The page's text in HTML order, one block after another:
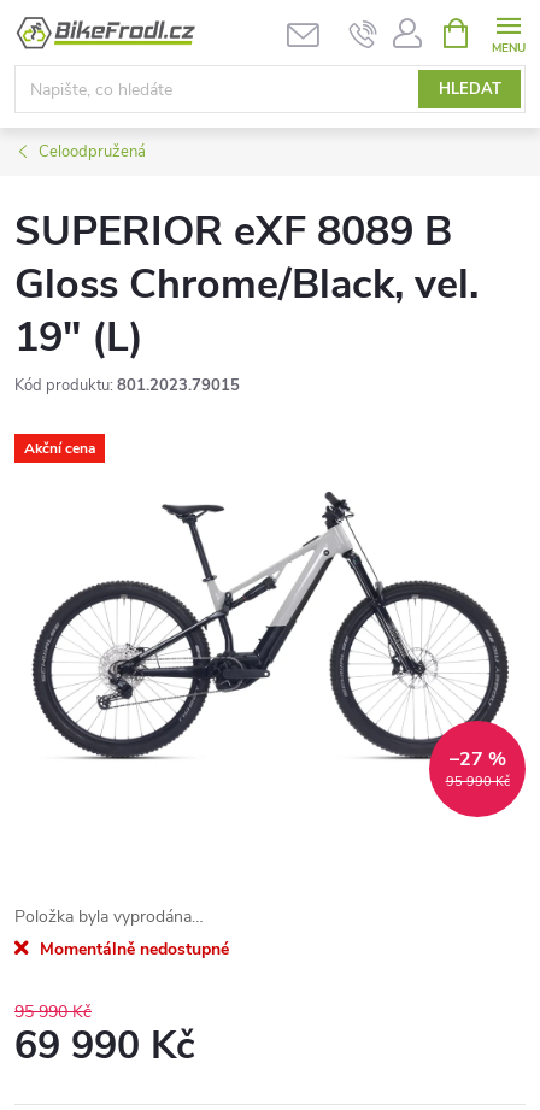
Přejít
obsah
HLEDAT
NÁKUPNÍ
KOŠÍK
Celoodpružená
SUPERIOR eXF 8089 B
Gloss Chrome/Black, vel.
19" (L)
Kód produktu: 801.2023.79015
Akční cena
95 990 Kč
–27 %
Položka byla vyprodána…
Momentálně nedostupné
95 990 Kč
69 990 Kč